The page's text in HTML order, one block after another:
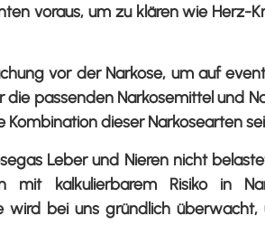
voraus, um zu klären wie
vor der Narkose, um auf
passenden Narkosemittel und
dieser Narkosearten
Leber und Nieren nicht
mit kalkulierbarem Risiko in
bei uns gründlich